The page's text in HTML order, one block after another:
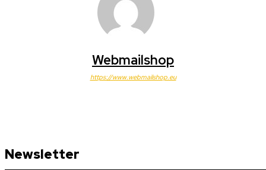
Webmailshop
https://www.webmailshop.eu
Newsletter